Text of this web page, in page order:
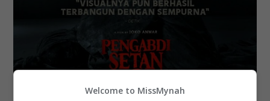
Welcome to MissMynah